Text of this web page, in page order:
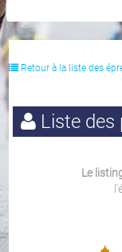
Retour à la liste des
Liste
Le